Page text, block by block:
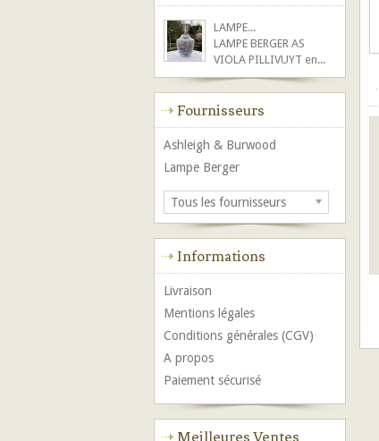
LAMPE...
LAMPE BERGER AS
VIOLA PILLIVUYT en...
Fournisseurs
Ashleigh & Burwood
Lampe Berger
Tous les fournisseurs
Informations
Livraison
Mentions légales
Conditions générales (CGV)
A propos
Paiement sécurisé
Meilleures Ventes